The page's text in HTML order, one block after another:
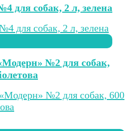
для собак, 2 л, зелена
№2 для собак,